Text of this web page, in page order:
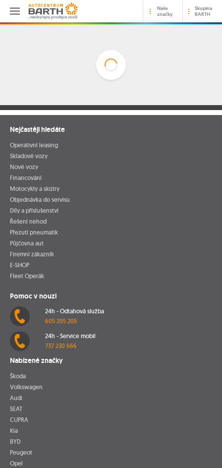
…neobyčejný prodejce vozů!
Naše
značky
Skupina
BARTH
Nejčastěji hledáte
Operativní leasing
Skladové vozy
Nové vozy
Financování
Motocykly a skútry
Objednávka do servisu
Díly a příslušenství
Řešení nehod
Přezutí pneumatik
Půjčovna aut
Firemní zákazník
E-SHOP
Fleet Operák
Pomoc v nouzi
24h - Odtahová služba
605 205 205
24h - Service mobil
737 230 666
Nabízené značky
Škoda
Volkswagen
Audi
SEAT
CUPRA
Kia
BYD
Peugeot
Opel